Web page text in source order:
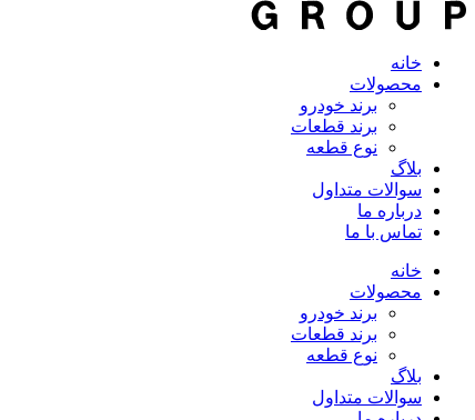
خانه
محصولات
برند خودرو
برند قطعات
نوع قطعه
بلاگ
سوالات متداول
درباره ما
تماس با ما
خانه
محصولات
برند خودرو
برند قطعات
نوع قطعه
بلاگ
سوالات متداول